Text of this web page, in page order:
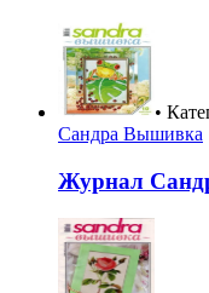
•
Сандра Вышивка
Журнал